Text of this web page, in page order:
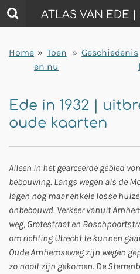
Ga
direct
de
hoofdinhoud
ATLAS VAN EDE |
Home » Toen
en nu
» Geschiedenis
Ede in 1932 |
oude kaarten
Alleen in het gearceerde gebied
bebouwing. Langs wegen als de
lagen nog maar enkele losse
onbebouwd. Verkeer vanuit
weg, Grotestraat en
om richting Utrecht te kunnen
Oude Arnhemseweg zijn wegen
zo nooit zijn gekomen. De